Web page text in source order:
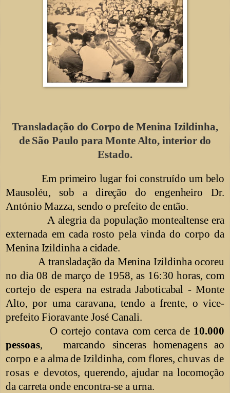
Transladação do Corpo de Menina Izildinha,
de São Paulo para Monte Alto, interior do
Estado.
Em primeiro lugar foi construído um belo
Mausoléu, sob a direção do engenheiroDr.
António Mazza, sendo o prefeito de então.
A alegria da populaçãomontealtense era
externada em cada rosto pela vinda do corpo da
Menina Izildinha a cidade.
A transladação da Menina Izildinha ocoreu
no dia 08 de março de 1958, as 16:30 horas, com
cortejo de espera na estrada Jaboticabal - Monte
Alto, por uma caravana, tendo a frente, o vice-
prefeito Fioravante JoséCanali.
O cortejo contava com cerca de 10.000
pessoas,
marcando sinceras homenagens ao
corpo e a alma de Izildinha, com flores,chuvas de
rosas e devotos, querendo, ajudar na locomoção
da carreta onde encontra-se a urna.